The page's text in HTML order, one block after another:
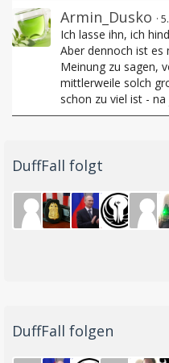
Armin_Dusko
Ich lasse ihn, ich
Aber dennoch ist
Meinung zu sagen,
mittlerweile solch
schon zu viel ist - na
DuffFall folgt
DuffFall folgen